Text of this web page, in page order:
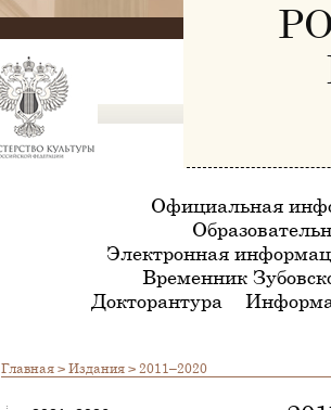
Официальная
Электронная
Временник
Докторантура
Главная>Издания> 2011–2020